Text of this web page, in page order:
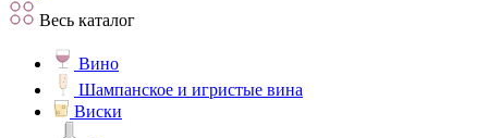
Весь каталог
Вино
Шампанское и игристые вина
Виски